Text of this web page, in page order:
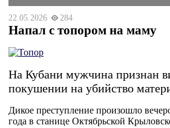
22.05.2026 284
Напал с топором на маму
На Кубани мужчина признан
покушении на убийство
Дикое преступление произошло
года в станице Октябрьской